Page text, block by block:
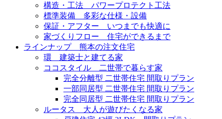
構造・工法 パワープロテクト工法
標準装備 多彩な仕様・設備
保証・アフター いつまでも快適に
家づくりフロー 住宅ができるまで
ラインナップ 熊本の注文住宅
環 建築士と建てる家
ココスタイル 二世帯で暮らす家
完全分離型 二世帯住宅 間取りプラン
一部同居型 二世帯住宅 間取りプラン
完全同居型 二世帯住宅 間取りプラン
ルータス 大人が遊びたくなる家